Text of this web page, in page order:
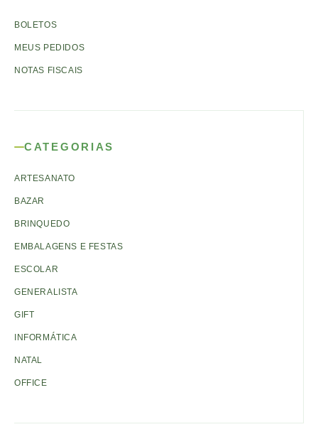
BOLETOS
MEUS PEDIDOS
NOTAS FISCAIS
CATEGORIAS
ARTESANATO
BAZAR
BRINQUEDO
EMBALAGENS E FESTAS
ESCOLAR
GENERALISTA
GIFT
INFORMÁTICA
NATAL
OFFICE